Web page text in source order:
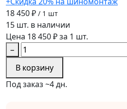
18 450 ₽ / 1 шт
15 шт. в наличии
Цена 18 450 ₽ за 1 шт.
−
В корзину
Под заказ ~4 дн.